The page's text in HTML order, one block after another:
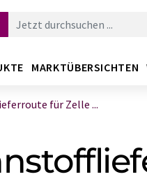
MARKTÜBERSICHTEN
für Zelle ...